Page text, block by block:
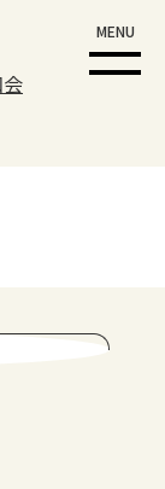
MENU